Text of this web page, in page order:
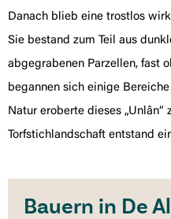
Danach blieb eine trostlos
Sie bestand zum Teil aus
abgegrabenen Parzellen, fast
begannen sich einige
Natur eroberte dieses „Unlân“
Torfstichlandschaft entstand
Bauern in De